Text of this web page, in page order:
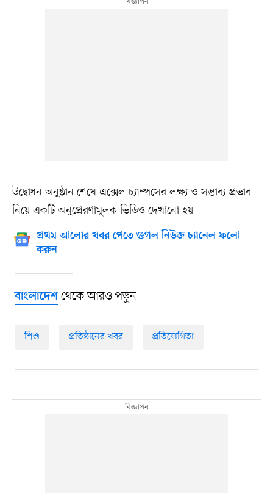
উদ্বোধন অনুষ্ঠান শেষে এক্সেল চ্যাম্পসের লক্ষ্য ও সম্ভাব্য প্রভাব
নিয়ে একটি অনুপ্রেরণামূলক ভিডিও দেখানো হয়।
প্রথম আলোর খবর পেতে গুগল নিউজ চ্যানেল ফলো
করুন
বাংলাদেশথেকে আরও পড়ুন
শিশু প্রতিষ্ঠানের খবর প্রতিযোগিতা